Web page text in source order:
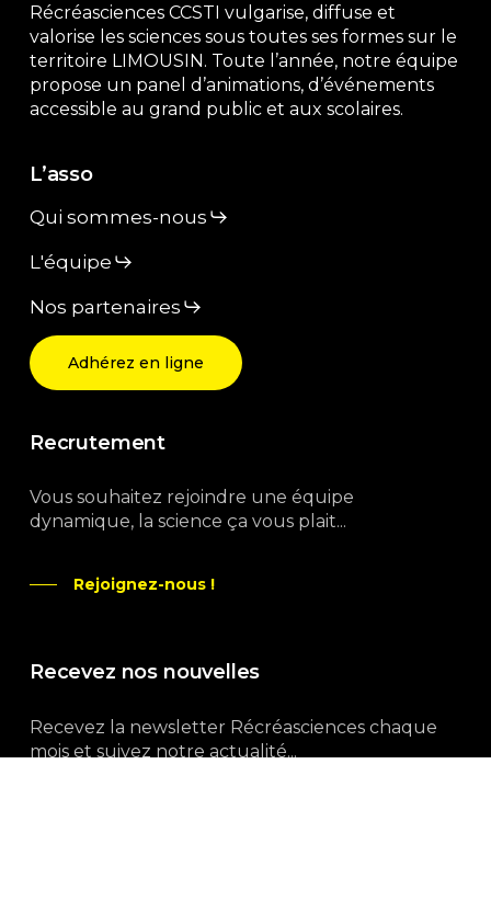
Récréasciences CCSTI vulgarise, diffuse et
valorise les sciences sous toutes ses formes sur le
territoire LIMOUSIN. Toute l’année, notre équipe
propose un panel d’animations, d’événements
accessible au grand public et aux scolaires.
L’asso
Qui sommes-nous
L'équipe
Nos partenaires
Adhérez en ligne
Recrutement
Vous souhaitez rejoindre une équipe
dynamique, la science ça vous plait...
Rejoignez-nous !
Recevez nos nouvelles
Recevez la newsletter Récréasciences chaque
mois et suivez notre actualité...